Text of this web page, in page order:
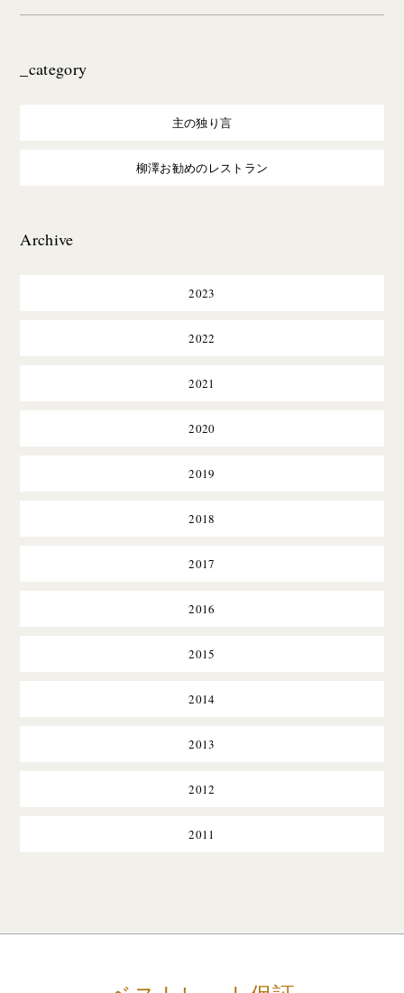
_category
主の独り言
柳澤お勧めのレストラン
Archive
2023
2022
2021
2020
2019
2018
2017
2016
2015
2014
2013
2012
2011